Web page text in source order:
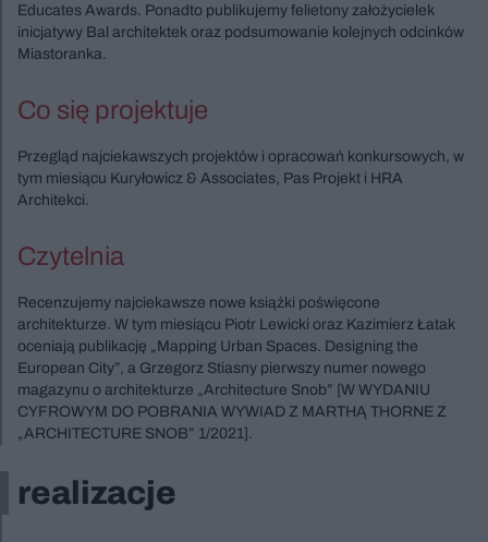
Educates Awards. Ponadto publikujemy felietony założycielek
inicjatywy Bal architektek oraz podsumowanie kolejnych odcinków
Miastoranka.
Co się projektuje
Przegląd najciekawszych projektów i opracowań konkursowych, w
tym miesiącu Kuryłowicz & Associates, Pas Projekt i HRA
Architekci.
Czytelnia
Recenzujemy najciekawsze nowe książki poświęcone
architekturze. W tym miesiącu Piotr Lewicki oraz Kazimierz Łatak
oceniają publikację „Mapping Urban Spaces. Designing the
European City”, a Grzegorz Stiasny pierwszy numer nowego
magazynu o architekturze „Architecture Snob” [W WYDANIU
CYFROWYM DO POBRANIA WYWIAD Z MARTHĄ THORNE Z
„ARCHITECTURE SNOB” 1/2021].
realizacje